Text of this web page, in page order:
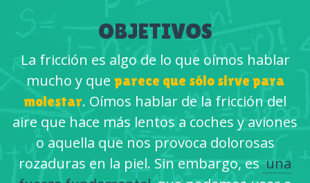
OBJETIVOS
La fricción es algo de lo que oímos hablar
mucho y que parece que sólo sirve para
molestar. Oímos hablar de la fricción del
aire que hace más lentos a coches y aviones
o aquella que nos provoca dolorosas
rozaduras en la piel. Sin embargo, es una